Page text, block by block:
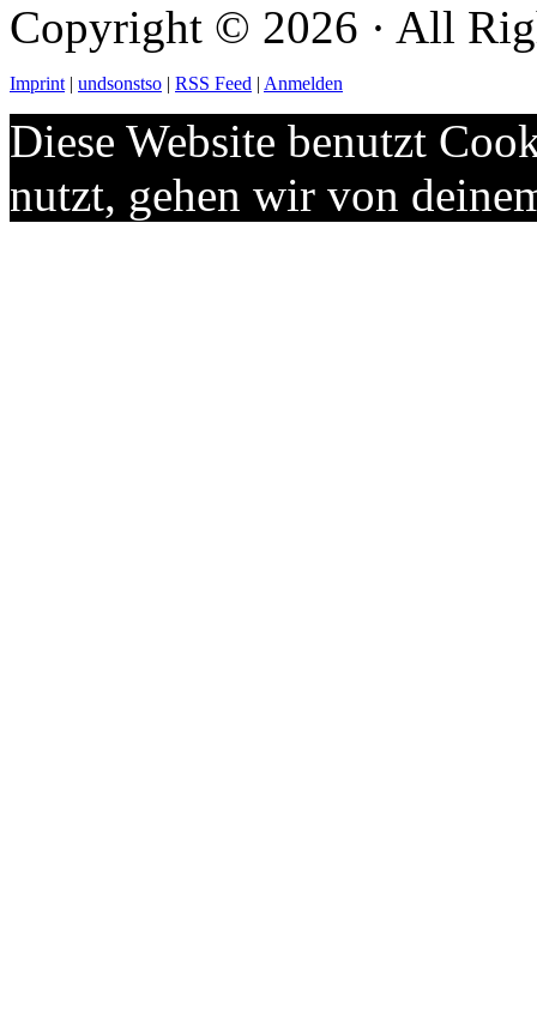
Copyright © 2026 · All
Imprint| undsonstso | RSS Feed | Anmelden
Diese Website benutzt
nutzt, gehen wir von